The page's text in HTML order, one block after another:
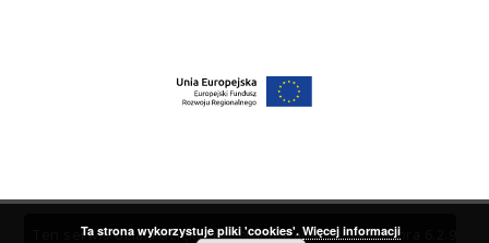
Ten serwis działa dzięki oprogramowaniuDInGO dLibra 6.2.9
Ta strona wykorzystuje pliki 'cookies'. Więcej informacji